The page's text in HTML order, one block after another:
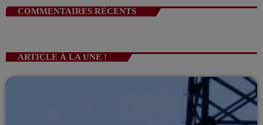
COMMENTAIRES RÉCENTS
ARTICLE À LA UNE !